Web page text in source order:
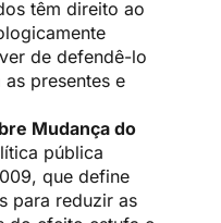
têm direito ao
de defendê-lo
presentes e
Mudança do
pública
que define
para reduzir as